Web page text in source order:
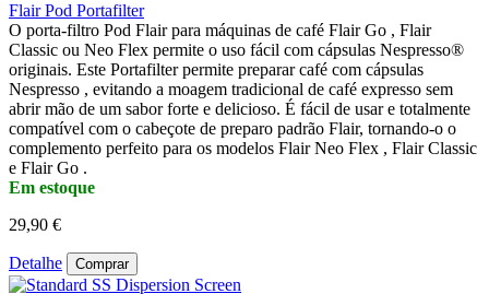
Flair Pod Portafilter
O porta-filtro Pod Flair para máquinas de café Flair Go , Flair
Classic ou Neo Flex permite o uso fácil com cápsulas Nespresso®
originais. Este Portafilter permite preparar café com cápsulas
Nespresso , evitando a moagem tradicional de café expresso sem
abrir mão de um sabor forte e delicioso. É fácil de usar e totalmente
compatível com o cabeçote de preparo padrão Flair, tornando-o o
complemento perfeito para os modelos Flair Neo Flex , Flair Classic
e Flair Go .
Em estoque
29,90 €
Detalhe Comprar